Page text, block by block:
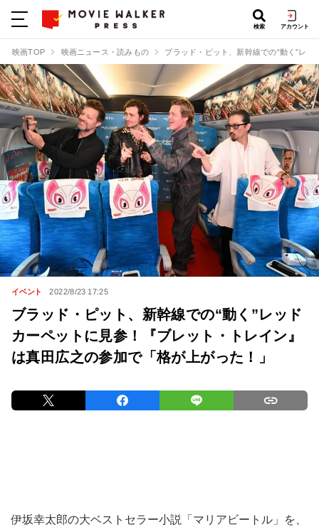
検索 アカウント
映画TOP 映画ニュース・読みもの ブラッド・ピット、新幹線での“動く”レ
イベント 2022/8/23 17:25
ブラッド・ピット、新幹線での“動く”レッド
カーペットに見参！『ブレット・トレイン』
は真田広之の参加で「格が上がった！」
伊坂幸太郎の⼤ベストセラー⼩説「マリアビートル」を、